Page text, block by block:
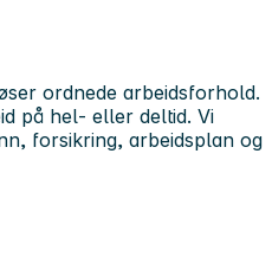
ordnede arbeidsforhold.
på hel- eller deltid. Vi
forsikring, arbeidsplan og